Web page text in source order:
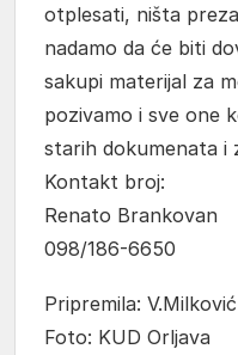
otplesati, ništa
nadamo da će biti
sakupi materijal za
pozivamo i sve one
starih dokumenata i
Kontakt broj:
Renato Brankovan
098/186-6650
Pripremila: V.Milković
Foto: KUD Orljava